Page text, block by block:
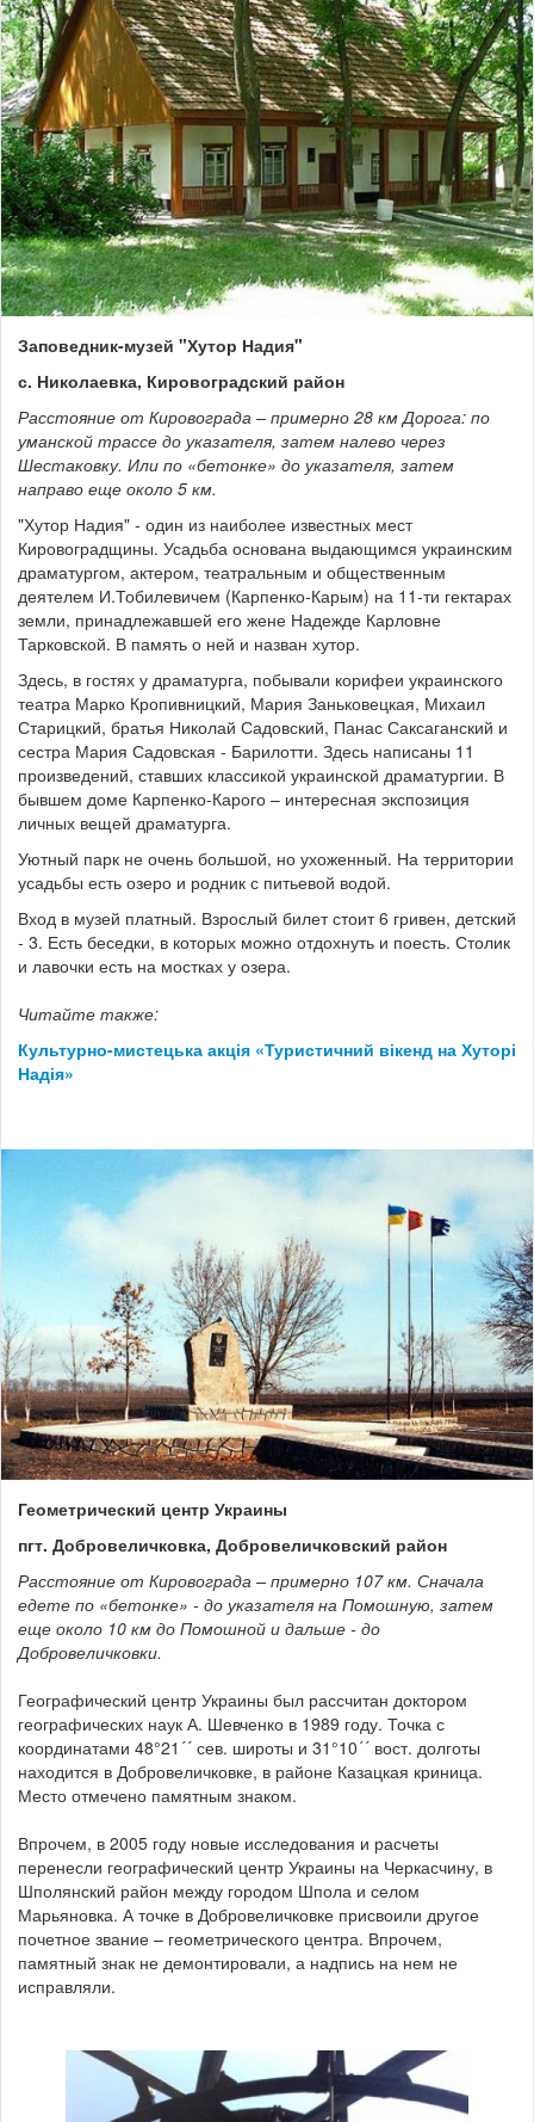
Заповедник-музей "Хутор Надия"
с. Николаевка, Кировоградский район
Расстояние от Кировограда – примерно 28 км Дорога: по
уманской трассе до указателя, затем налево через
Шестаковку. Или по «бетонке» до указателя, затем
направо еще около 5 км.
"Хутор Надия" - один из наиболее известных мест
Кировоградщины. Усадьба основана выдающимся украинским
драматургом, актером, театральным и общественным
деятелем И.Тобилевичем (Карпенко-Карым) на 11-ти гектарах
земли, принадлежавшей его жене Надежде Карловне
Тарковской. В память о ней и назван хутор.
Здесь, в гостях у драматурга, побывали корифеи украинского
театра Марко Кропивницкий, Мария Заньковецкая, Михаил
Старицкий, братья Николай Садовский, Панас Саксаганский и
сестра Мария Садовская - Барилотти. Здесь написаны 11
произведений, ставших классикой украинской драматургии. В
бывшем доме Карпенко-Карого – интересная экспозиция
личных вещей драматурга.
Уютный парк не очень большой, но ухоженный. На территории
усадьбы есть озеро и родник с питьевой водой.
Вход в музей платный. Взрослый билет стоит 6 гривен, детский
- 3. Есть беседки, в которых можно отдохнуть и поесть. Столик
и лавочки есть на мостках у озера.
Читайте также:
Культурно-мистецька акція «Туристичний вікенд на Хуторі
Надія»
Геометрический центр Украины
пгт. Добровеличковка, Добровеличковский район
Расстояние от Кировограда – примерно 107 км. Сначала
едете по «бетонке» - до указателя на Помошную, затем
еще около 10 км до Помошной и дальше - до
Добровеличковки.
Географический центр Украины был рассчитан доктором
географических наук А. Шевченко в 1989 году. Точка с
координатами 48°21´´ сев. широты и 31°10´´ вост. долготы
находится в Добровеличковке, в районе Казацкая криница.
Место отмечено памятным знаком.
Впрочем, в 2005 году новые исследования и расчеты
перенесли географический центр Украины на Черкасчину, в
Шполянский район между городом Шпола и селом
Марьяновка. А точке в Добровеличковке присвоили другое
почетное звание – геометрического центра. Впрочем,
памятный знак не демонтировали, а надпись на нем не
исправляли.